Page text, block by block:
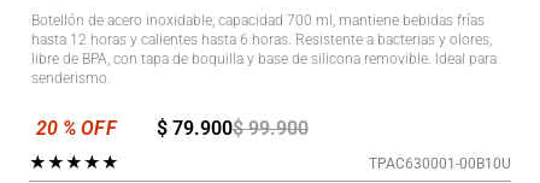
Botellón de acero inoxidable, capacidad 700 ml, mantiene bebidas frías
hasta 12 horas y calientes hasta 6 horas. Resistente a bacterias y olores,
libre de BPA, con tapa de boquilla y base de silicona removible. Ideal para
senderismo.
$ 99.900
$ 79.900
★★★★★ TPAC630001-00B10U